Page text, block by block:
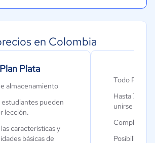
en Colombia
Plan Plata
almacenamiento
estudiantes pueden
lección.
características y
básicas de
Todo Plan
Hasta 75
unirse por
Posibilidad